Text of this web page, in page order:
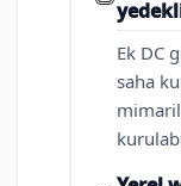
Ek DC
saha